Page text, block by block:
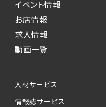
イベント情報
お店情報
求人情報
動画一覧
人材サービス
情報誌サービス